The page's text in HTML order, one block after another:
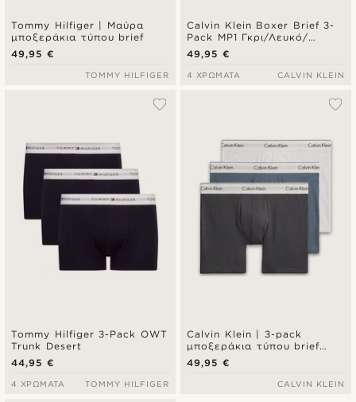
Tommy Hilfiger | Μαύρα
μποξεράκια τύπου brief
49,95 €
TOMMY HILFIGER
Calvin Klein Boxer Brief 3-
Pack MP1 Γκρι/Λευκό/
Μαύρο
49,95 €
4 ΧΡΏΜΑΤΑ CALVIN KLEIN
Tommy Hilfiger 3-Pack OWT
Trunk Desert
44,95 €
4 ΧΡΏΜΑΤΑ TOMMY HILFIGER
Calvin Klein | 3-pack
μποξεράκια τύπου brief
(Μαύρο, Μπλε & Λευκό)
49,95 €
CALVIN KLEIN